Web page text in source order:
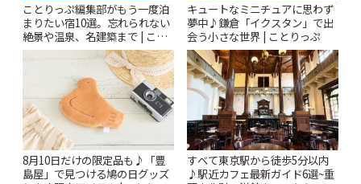
ことりっぷ編集部がもう一度泊
まりたい宿10選。忘れられない
絶景や温泉、名建築まで | こと
りっぷ
キュートなミニチュアに思わず
夢中♪鎌倉「イクスタン」で出
会う小さな世界 | ことりっぷ
8月10日だけの限定品も♪「豊
島屋」で見つける鳩の日グッズ
すべて東京駅から徒歩5分以内
♪駅近カフェ最新ガイド6選~重